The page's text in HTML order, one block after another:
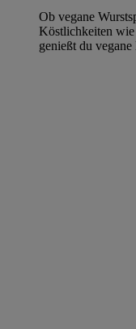
Ob vegane
Köstlichkeiten
genießt du